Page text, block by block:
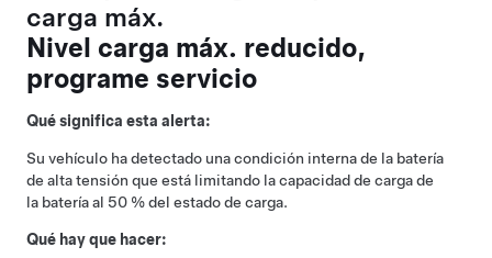
carga máx.
Nivel carga máx. reducido,
programe servicio
Qué significa esta alerta:
Su vehículo ha detectado una condición interna de la batería
de alta tensión que está limitando la capacidad de carga de
la batería al 50 % del estado de carga.
Qué hay que hacer: